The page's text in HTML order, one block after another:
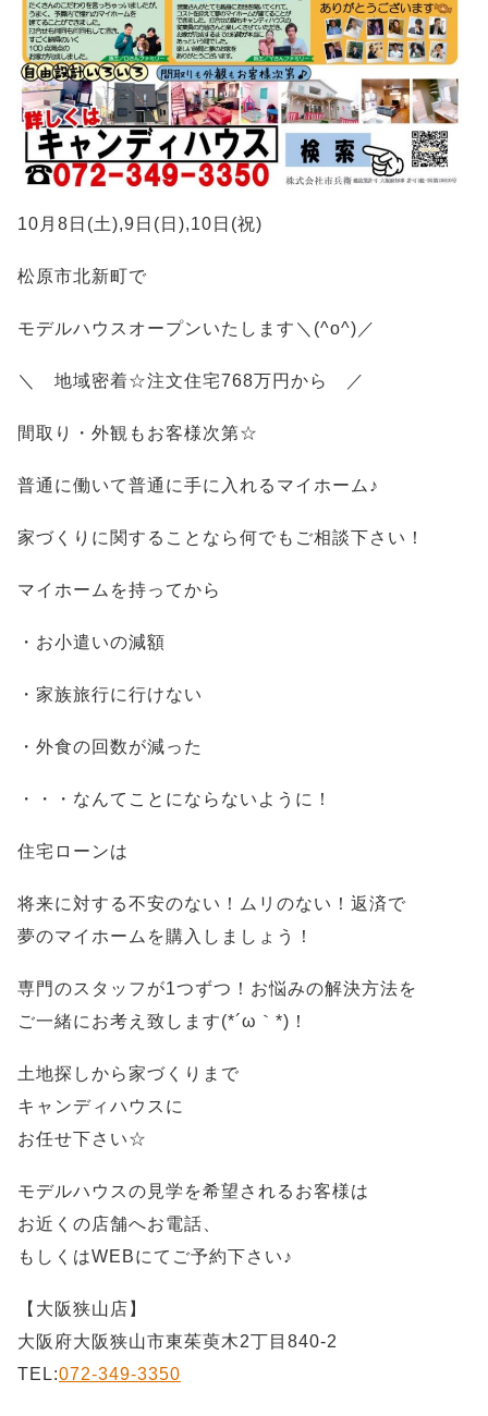
10月8日(土),9日(日),10日(祝)
松原市北新町で
モデルハウスオープンいたします＼(^o^)／
＼ 地域密着☆注文住宅768万円から ／
間取り・外観もお客様次第☆
普通に働いて普通に手に入れるマイホーム♪
家づくりに関することなら何でもご相談下さい！
マイホームを持ってから
・お小遣いの減額
・家族旅行に行けない
・外食の回数が減った
・・・なんてことにならないように！
住宅ローンは
将来に対する不安のない！ムリのない！返済で
夢のマイホームを購入しましょう！
専門のスタッフが1つずつ！お悩みの解決方法を
ご一緒にお考え致します(*´ω｀*)！
土地探しから家づくりまで
キャンディハウスに
お任せ下さい☆
モデルハウスの見学を希望されるお客様は
お近くの店舗へお電話、
もしくはWEBにてご予約下さい♪
【大阪狭山店】
大阪府大阪狭山市東茱萸木2丁目840-2
TEL:072-349-3350